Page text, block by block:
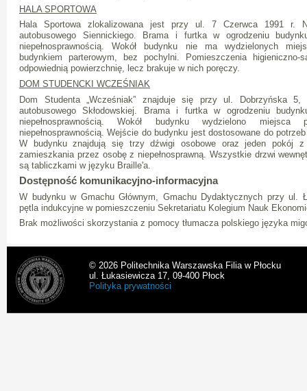
HALA SPORTOWA
Hala Sportowa zlokalizowana jest przy ul. 7 Czerwca 1991 r.
autobusowego Siennickiego. Brama i furtka w ogrodzeniu
niepełnosprawnością. Wokół budynku nie ma wydzielonych
budynkiem parterowym, bez pochylni. Pomieszczenia
odpowiednią powierzchnię, lecz brakuje w nich poręczy.
DOM STUDENCKI WCZEŚNIAK
Dom Studenta „Wcześniak” znajduje się przy ul. Dobrzyńska
autobusowego Skłodowskiej. Brama i furtka w ogrodzeniu
niepełnosprawnością. Wokół budynku wydzielono
niepełnosprawnością. Wejście do budynku jest dostosowane do
W budynku znajdują się trzy dźwigi osobowe oraz jeden pokój z
zamieszkania przez osobę z niepełnosprawną. Wszystkie drzwi
są tabliczkami w języku Braille'a.
Dostępność komunikacyjno-informacyjna
W budynku w Gmachu Głównym, Gmachu Dydaktycznych przy ul.
pętla indukcyjne w pomieszczeniu Sekretariatu Kolegium Nauk
Brak możliwości skorzystania z pomocy tłumacza polskiego języka
© 2026 Politechnika Warszawska Filia w Płocku
ul. Łukasiewicza 17, 09-400 Płock
Polityka prywatności